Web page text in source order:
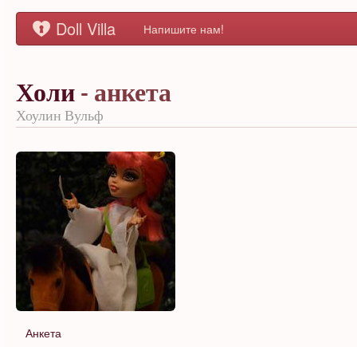
Doll Villa Напишите нам!
Холи - анкета
Хоулин Вульф
Анкета